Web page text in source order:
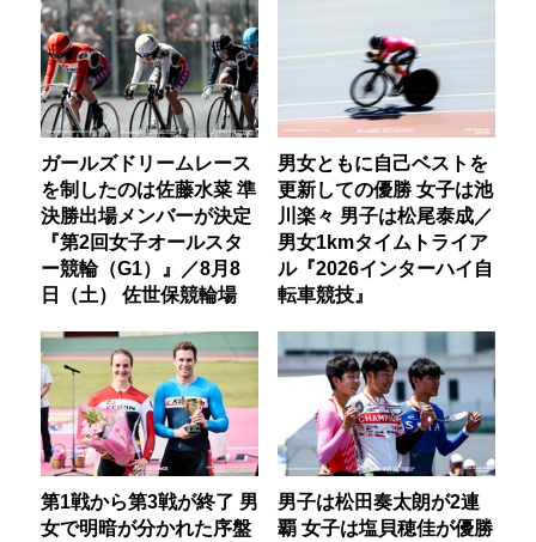
ガールズドリームレース
を制したのは佐藤水菜 準
決勝出場メンバーが決定
『第2回女子オールスタ
ー競輪（G1）』／8月8
日（土） 佐世保競輪場
男女ともに自己ベストを
更新しての優勝 女子は池
川楽々 男子は松尾泰成／
男女1kmタイムトライア
ル『2026インターハイ自
転車競技』
第1戦から第3戦が終了 男
女で明暗が分かれた序盤
男子は松田奏太朗が2連
覇 女子は塩貝穂佳が優勝